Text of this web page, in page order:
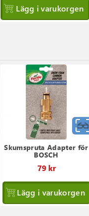
Lägg i varukorgen
Skumspruta Adapter för
BOSCH
79 kr
Lägg i varukorgen